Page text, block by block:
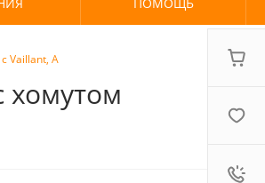
ул. Сутырина, 3 ТЦ
Vaillant, A
хомутом